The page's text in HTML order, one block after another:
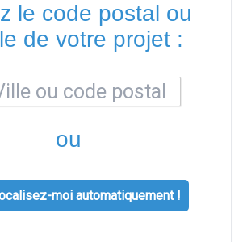
le code postal ou
de votre projet :
ou
moi automatiquement !